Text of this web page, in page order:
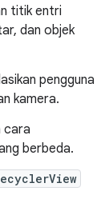
titik entri
dan objek
pengguna
kamera.
cara
berbeda.